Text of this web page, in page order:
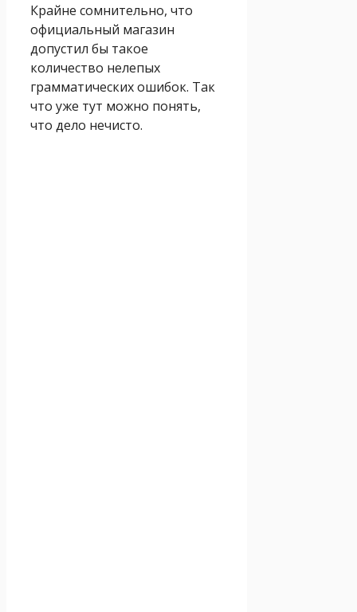
Крайне сомнительно, что
официальный магазин
допустил бы такое
количество нелепых
грамматических ошибок. Так
что уже тут можно понять,
что дело нечисто.